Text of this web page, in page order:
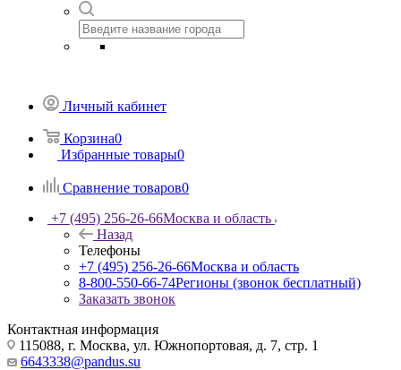
Личный кабинет
Корзина0
Избранные товары0
Сравнение товаров0
+7 (495) 256-26-66Москва и область
Назад
Телефоны
+7 (495) 256-26-66Москва и область
8-800-550-66-74Регионы (звонок бесплатный)
Заказать звонок
Контактная информация
115088, г. Москва, ул. Южнопортовая, д. 7, стр. 1
6643338@pandus.su